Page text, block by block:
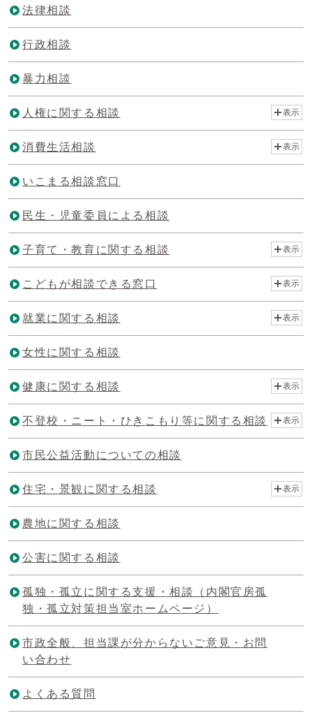
法律相談
行政相談
暴力相談
人権に関する相談 表示
消費生活相談 表示
いこまる相談窓口
民生・児童委員による相談
子育て・教育に関する相談 表示
こどもが相談できる窓口 表示
就業に関する相談 表示
女性に関する相談
健康に関する相談 表示
不登校・ニート・ひきこもり等に関する相談 表示
市民公益活動についての相談
住宅・景観に関する相談 表示
農地に関する相談
公害に関する相談
孤独・孤立に関する支援・相談（内閣官房孤
独・孤立対策担当室ホームページ）
市政全般、担当課が分からないご意見・お問
い合わせ
よくある質問